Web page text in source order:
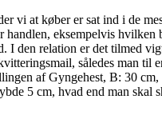
vi at køber er sat ind i de
handlen, eksempelvis hvilken
I den relation er det tilmed
således man til
af Gyngehest, B: 30
5 cm, hvad end man skal